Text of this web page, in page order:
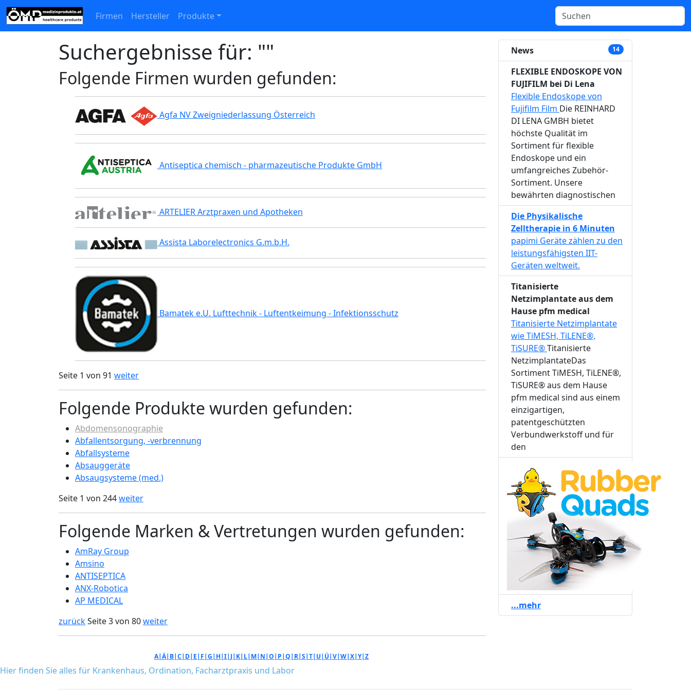
Firmen Hersteller Produkte
Suchergebnisse für: ""
Folgende Firmen wurden gefunden:
Agfa NV Zweigniederlassung Österreich
Antiseptica chemisch - pharmazeutische Produkte GmbH
ARTELIER Arztpraxen und Apotheken
Assista Laborelectronics G.m.b.H.
Bamatek e.U. Lufttechnik - Luftentkeimung - Infektionsschutz
Seite 1 von 91 weiter
Folgende Produkte wurden gefunden:
Abdomensonographie
Abfallentsorgung, -verbrennung
Abfallsysteme
Absauggeräte
Absaugsysteme (med.)
Seite 1 von 244weiter
Folgende Marken & Vertretungen wurden gefunden:
AmRay Group
Amsino
ANTISEPTICA
ANX-Robotica
AP MEDICAL
zurückSeite 3 von 80weiter
News 14
FLEXIBLE ENDOSKOPE VON
FUJIFILM bei Di Lena
Flexible Endoskope von
Fujifilm Film Die REINHARD
DI LENA GMBH bietet
höchste Qualität im
Sortiment für flexible
Endoskope und ein
umfangreiches Zubehör-
Sortiment. Unsere
bewährten diagnostischen
Die Physikalische
Zelltherapie in 6 Minuten
papimi Geräte zählen zu den
leistungsfähigsten IIT-
Geräten weltweit.
Titanisierte
Netzimplantate aus dem
Hause pfm medical
Titanisierte Netzimplantate
wie TiMESH, TiLENE®,
TiSURE®Titanisierte
NetzimplantateDas
Sortiment TiMESH, TiLENE®,
TiSURE® aus dem Hause
pfm medical sind aus einem
einzigartigen,
patentgeschützten
Verbundwerkstoff und für
den
...mehr
A|Ä| B|C| D| E| F|G| H|I| J| K| L| M| N|O| P|Q| R|S|T| U| Ü|V|W|X|Y|Z
Hier finden Sie alles für Krankenhaus, Ordination, Facharztpraxis und Labor